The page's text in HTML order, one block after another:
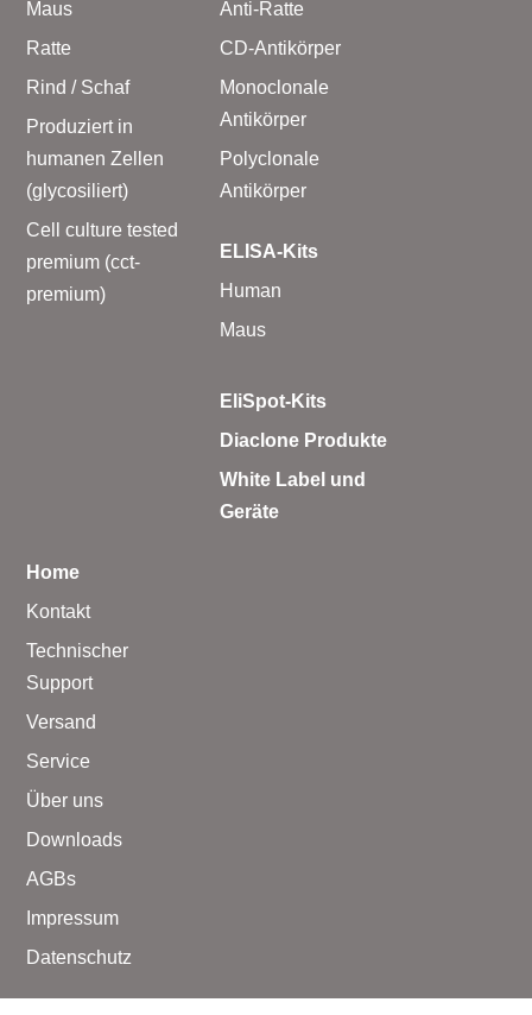
Maus
Ratte
Rind / Schaf
Produziert in
humanen Zellen
(glycosiliert)
Cell culture tested
premium (cct-
premium)
Anti-Ratte
CD-Antikörper
Monoclonale
Antikörper
Polyclonale
Antikörper
ELISA-Kits
Human
Maus
EliSpot-Kits
Diaclone Produkte
White Label und
Geräte
Home
Kontakt
Technischer
Support
Versand
Service
Über uns
Downloads
AGBs
Impressum
Datenschutz